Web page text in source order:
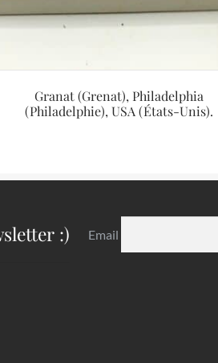
Granat (Grenat), Philadelphia
(Philadelphie), USA (États-Unis).
:) Email